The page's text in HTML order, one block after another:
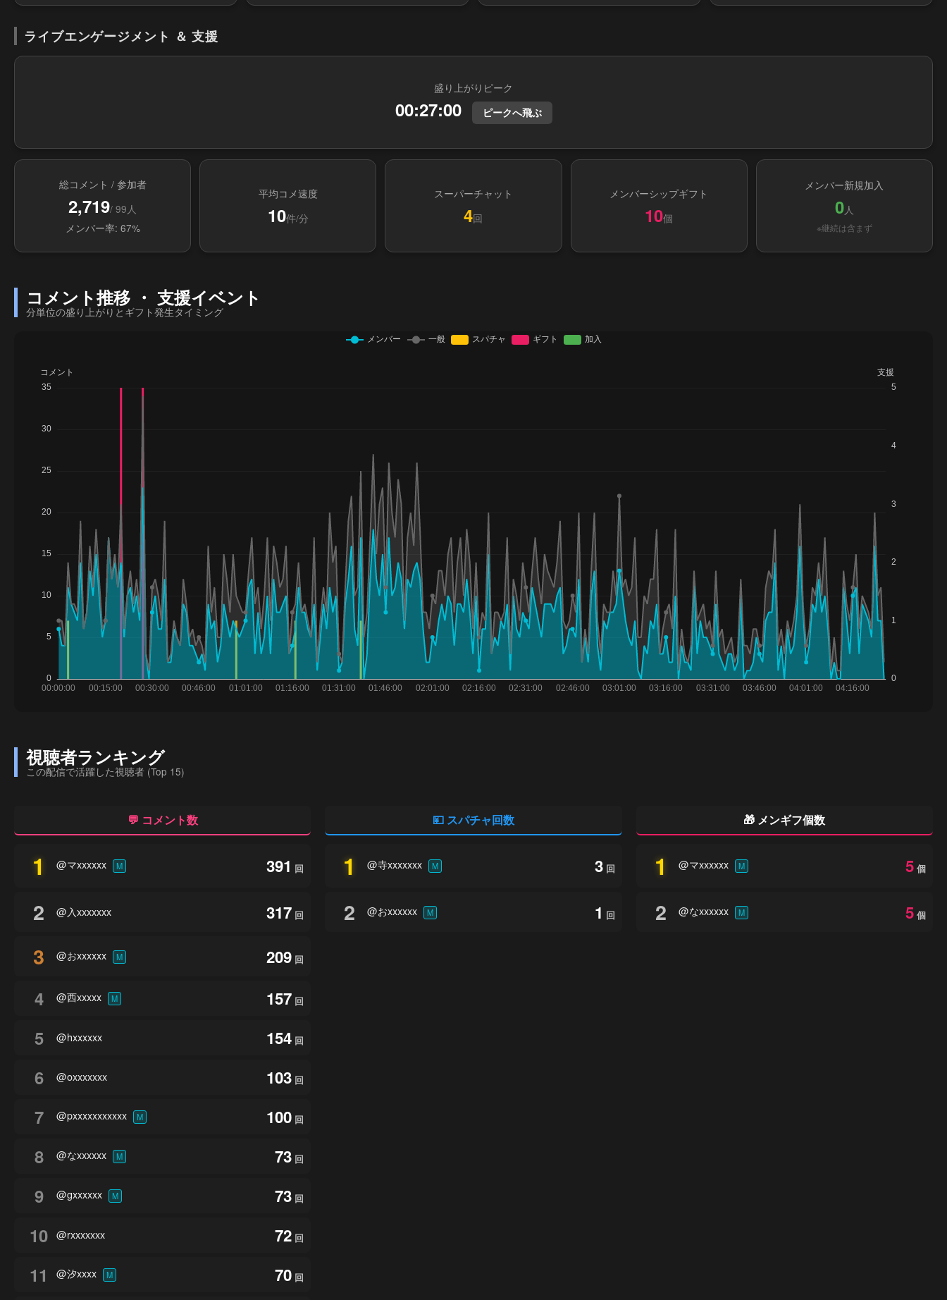
ライブエンゲージメント ＆ 支援
盛り上がりピーク
00:27:00 ピークへ飛ぶ
総コメント / 参加者
2,719/ 99人
メンバー率: 67%
平均コメ速度
10件/分
スーパーチャット
4回
メンバーシップギフト
10個
メンバー新規加入
0人
※継続は含まず
コメント推移 ・ 支援イベント
分単位の盛り上がりとギフト発生タイミング
視聴者ランキング
この配信で活躍した視聴者 (Top 15)
💬 コメント数
1 @マxxxxxx M 391 回
2 @入xxxxxxx 317 回
3 @おxxxxxx M 209 回
4 @西xxxxx M 157 回
5 @hxxxxxx 154 回
6 @oxxxxxxx 103 回
7 @pxxxxxxxxxxx M 100 回
8 @なxxxxxx M 73 回
9 @gxxxxxx M 73 回
10 @rxxxxxxx 72 回
11 @汐xxxx M 70 回
💴 スパチャ回数
1 @寺xxxxxxx M 3 回
2 @おxxxxxx M 1 回
🎁 メンギフ個数
1 @マxxxxxx M 5 個
2 @なxxxxxx M 5 個